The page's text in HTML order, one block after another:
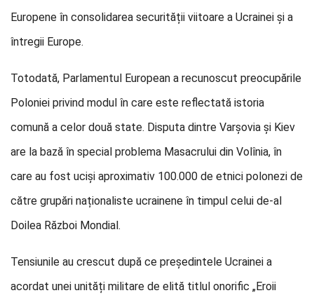
Europene în consolidarea securității viitoare a Ucrainei și a
întregii Europe.
Totodată, Parlamentul European a recunoscut preocupările
Poloniei privind modul în care este reflectată istoria
comună a celor două state. Disputa dintre Varșovia și Kiev
are la bază în special problema Masacrului din Volînia, în
care au fost uciși aproximativ 100.000 de etnici polonezi de
către grupări naționaliste ucrainene în timpul celui de-al
Doilea Război Mondial.
Tensiunile au crescut după ce președintele Ucrainei a
acordat unei unități militare de elită titlul onorific „Eroii